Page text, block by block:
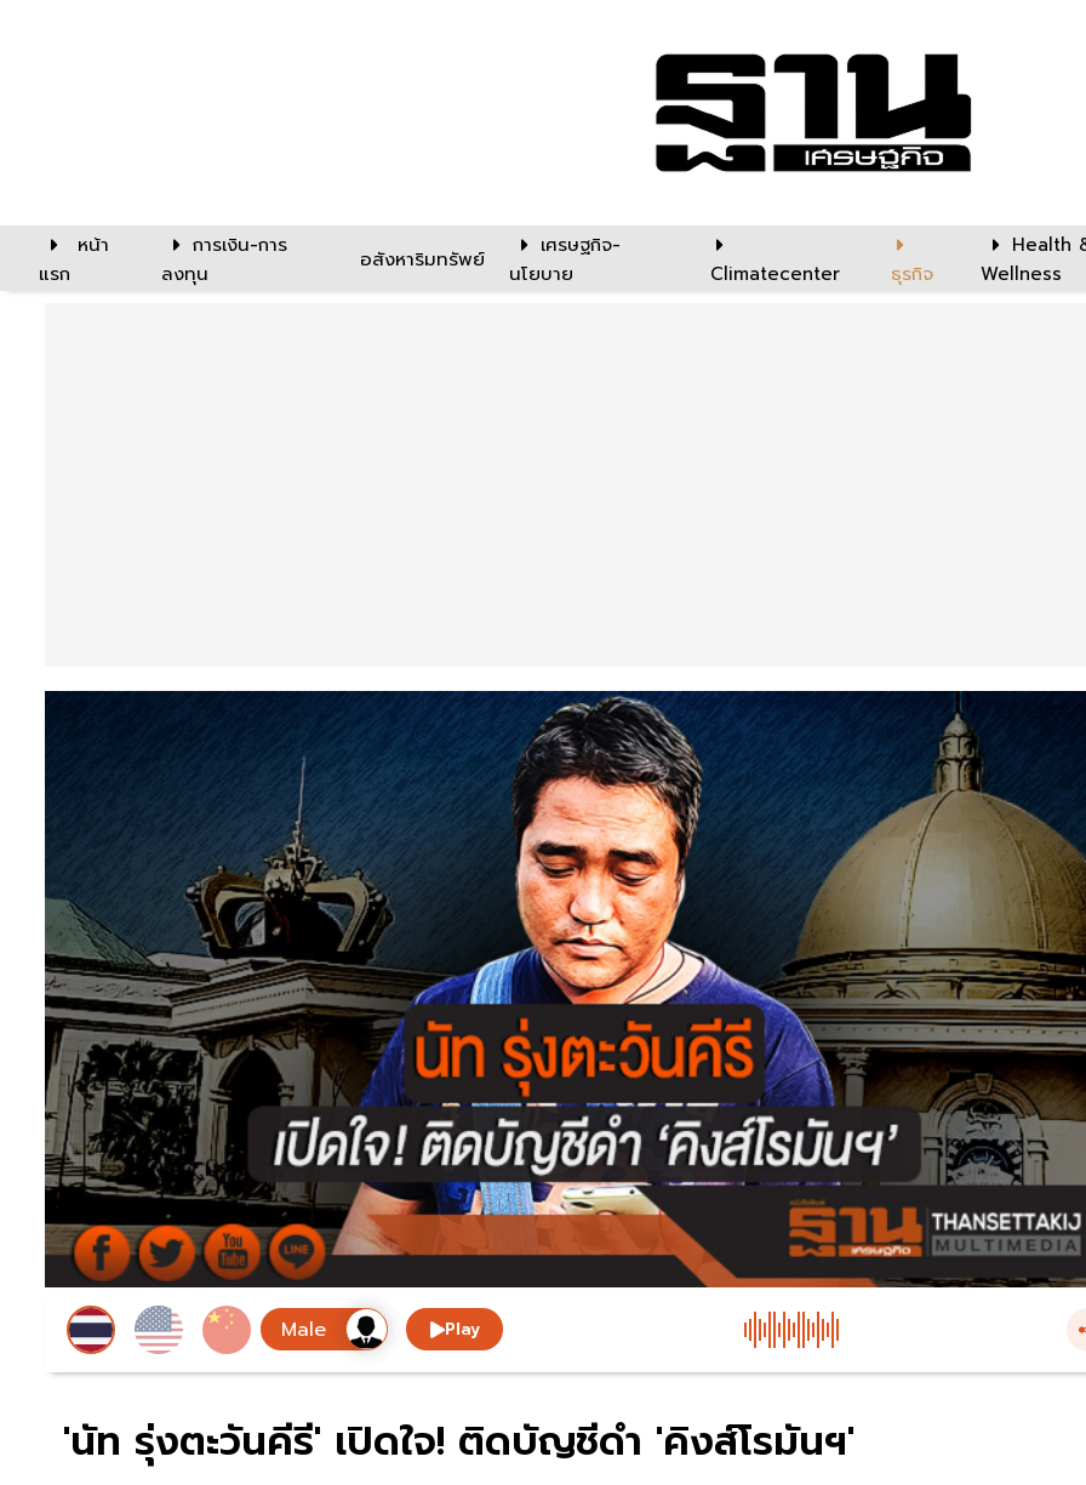
หน้า
แรก
การเงิน-การ
ลงทุน
อสังหาริมทรัพย์
เศรษฐกิจ-
นโยบาย
Climatecenter ธุรกิจ
Health
Wellness
Play
'นัท รุ่งตะวันคีรี' เปิดใจ! ติดบัญชีดำ 'คิงส์โรมันฯ'